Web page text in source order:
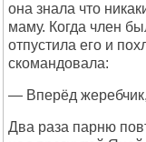
она знала что
маму. Когда член
отпустила его и
скомандовала:
— Вперёд
Два раза парню